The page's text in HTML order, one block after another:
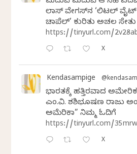
ಲಾಸ್‌ ವೇಗಸ್‌ನ ‘ಲಿಟಲ್ ವೈಟ್
ಚಾಪೆಲ್’ ಕುರಿತು ಅಚಲ
https://tinyurl.com/
X
Kendasampige
ಭಾರತಕ್ಕೆ ಹತ್ತಿರವಾದ ಅಮೇರಿಕ
ಎಂ.ವಿ. ಶಶಿಭೂಷಣ ರಾಜು
ಅಮೆರಿಕಾ” ನಿಮ್ಮ ಓದಿಗೆ
https://tinyurl.com/
X